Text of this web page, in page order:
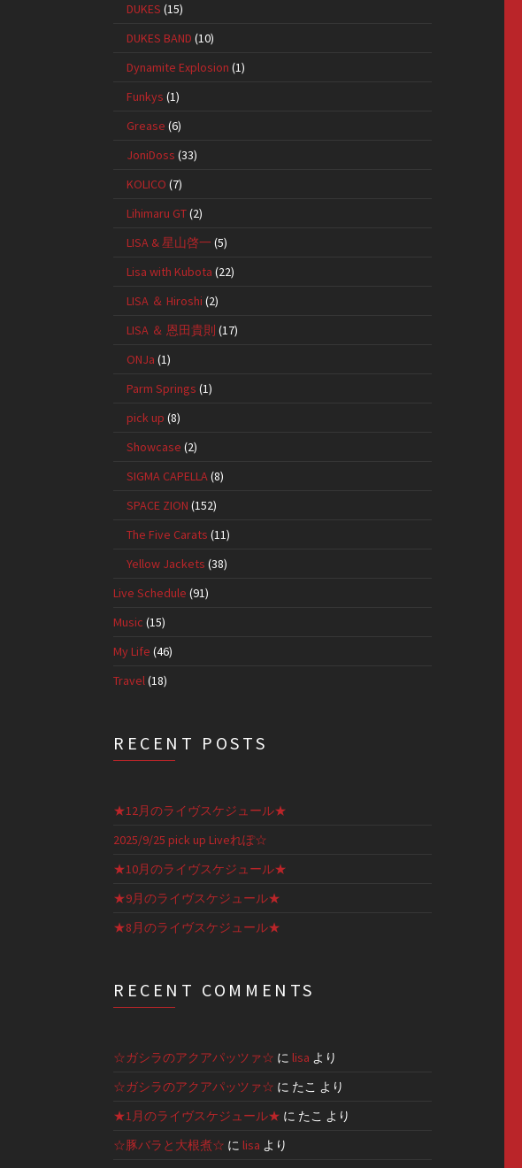
DUKES (15)
DUKES BAND (10)
Dynamite Explosion (1)
Funkys (1)
Grease (6)
JoniDoss (33)
KOLICO (7)
Lihimaru GT(2)
LISA & 星山啓一(5)
Lisa with Kubota (22)
LISA ＆ Hiroshi (2)
LISA ＆ 恩田貴則 (17)
ONJa (1)
Parm Springs (1)
pick up (8)
Showcase (2)
SIGMA CAPELLA(8)
SPACE ZION (152)
The Five Carats (11)
Yellow Jackets (38)
Live Schedule (91)
Music (15)
My Life (46)
Travel(18)
RECENT POSTS
★12月のライヴスケジュール★
2025/9/25 pick up Liveれぽ☆
★10月のライヴスケジュール★
★9月のライヴスケジュール★
★8月のライヴスケジュール★
RECENT COMMENTS
☆ガシラのアクアパッツァ☆ に lisa より
☆ガシラのアクアパッツァ☆ に たこ より
★1月のライヴスケジュール★ に たこ より
☆豚バラと大根煮☆ に lisa より